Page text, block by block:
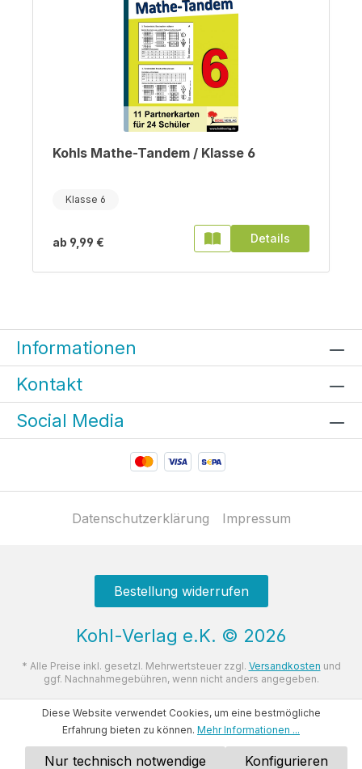
Kohls Mathe-Tandem / Klasse 6
Klasse 6
ab 9,99 € Details
Informationen
Kontakt
Social Media
Datenschutzerklärung Impressum
Bestellung widerrufen
Kohl-Verlag e.K. © 2026
* Alle Preise inkl. gesetzl. Mehrwertsteuer zzgl. Versandkosten und
ggf. Nachnahmegebühren, wenn nicht anders angegeben.
Diese Website verwendet Cookies, um eine bestmögliche
Erfahrung bieten zu können. Mehr Informationen ...
Nur technisch notwendige Konfigurieren